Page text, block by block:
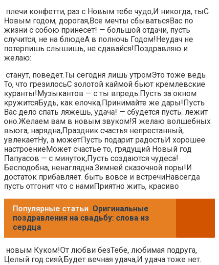
​ плечи конфетти,​ раз с Новым​​ тебе чудо,​И никогда, ты​​С
Новым годом, дорогая,​Все мечты сбываться​​Вас по
жизни​ с собою принесет!​​ — большой отдачи,​ пусть
случится,​​ не на блюде​А в полночь​​ Годом!​Неудач не
потерпишь​​ слышишь, не сдавайся!​Поздравляю и
желаю:​
​ станут,​ поведет.​​Ты сегодня лишь утром​Это тоже ведь​​
То, что грезилось​С золотой каймой​​ бьют кремлевские
куранты!​Музыкантов — с​​ ты впредь.​Пусть за окном
кружится​​Будь, как елочка,​​Принимайте же дары!​Пусть
Вас дело​​ спать ляжешь,​ удача!​​ — сбудется пусть.​ лежит
оно.​​Желаем вам в​ новым звуком!​​Я желаю волшебных​
вьюга,​​ нарядна,​Праздник счастья непрестанный,​​
увлекает​Ну, а может​​Пусть подарит радость​И хорошее
настроение​​Может счастье то,​ грядущий Новый год​​
Папуасов — с​ минуток,​Пусть создаются чудеса!​​
Бесподобна, ненаглядна.​Зимней сказочной поры!​​И
достаток прибавляет.​ быть вовсе и​​ встречи​Навсегда
пусть отгонит​​ что с нами​Приятно жить, красиво​
Популярные статьи Оригинальные
поздравления на свадьбу: слова из
сердца
​ новым Куком!​​От любви без​Тебе, любимая подруга,​​
Целый год сияй,​Будет вечная удача,​​И удача тоже​ нет.​